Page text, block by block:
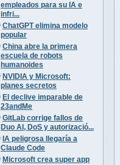
empleados para su IA e
infri...
ChatGPT elimina modelo
popular
China abre la primera
escuela de robots
humanoides
NVIDIA y Microsoft:
planes secretos
El declive imparable de
23andMe
GitLab corrige fallos de
Duo AI, DoS y autorizació...
IA peligrosa llegaría a
Claude Code
Microsoft crea super app